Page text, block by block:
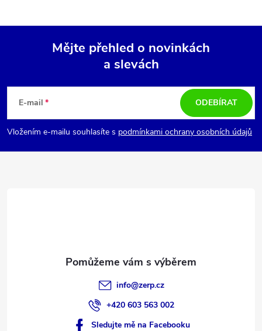
p
a
Mějte přehled o novinkách
a slevách
E-mail
Vložením e-mailu souhlasíte s podmínkami ochrany osobních údajů
ODEBÍRAT
info@zerp.cz
+420 603 563 002
Sledujte mě na Facebooku